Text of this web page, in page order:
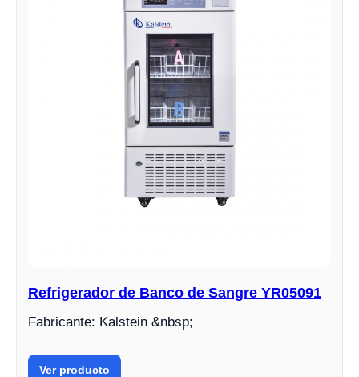
Refrigerador de Banco de Sangre YR05091
Fabricante: Kalstein &nbsp;
Ver producto